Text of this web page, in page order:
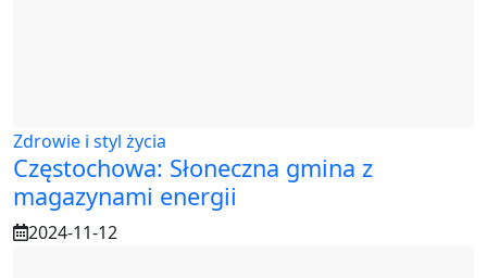
Zdrowie i styl życia
Częstochowa: Słoneczna gmina z
magazynami energii
2024-11-12